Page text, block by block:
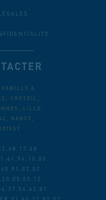
FAMILLE À
CRÉTEIL,
LILLE,
NANCY,